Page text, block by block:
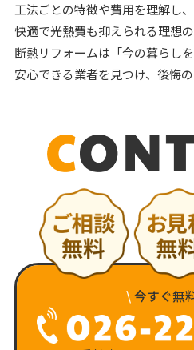
工法ごとの特徴や費用を理解し
快適で光熱費も抑えられる理想
断熱リフォームは「今の暮らし
安心できる業者を見つけ、後悔
\今すぐ無